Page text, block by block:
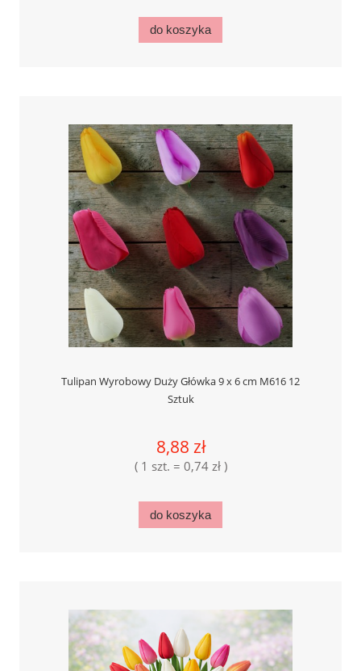
do koszyka
Tulipan Wyrobowy Duży Główka 9 x 6 cm M616 12
Sztuk
8,88 zł
( 1 szt. = 0,74 zł )
do koszyka